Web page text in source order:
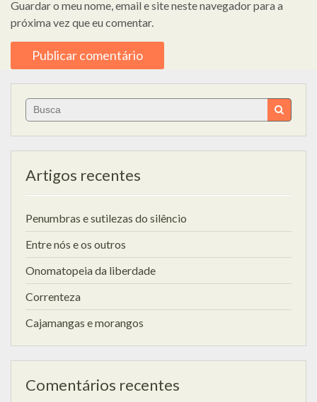
Guardar o meu nome, email e site neste navegador para a
próxima vez que eu comentar.
Search
for:
Artigos recentes
Penumbras e sutilezas do silêncio
Entre nós e os outros
Onomatopeia da liberdade
Correnteza
Cajamangas e morangos
Comentários recentes